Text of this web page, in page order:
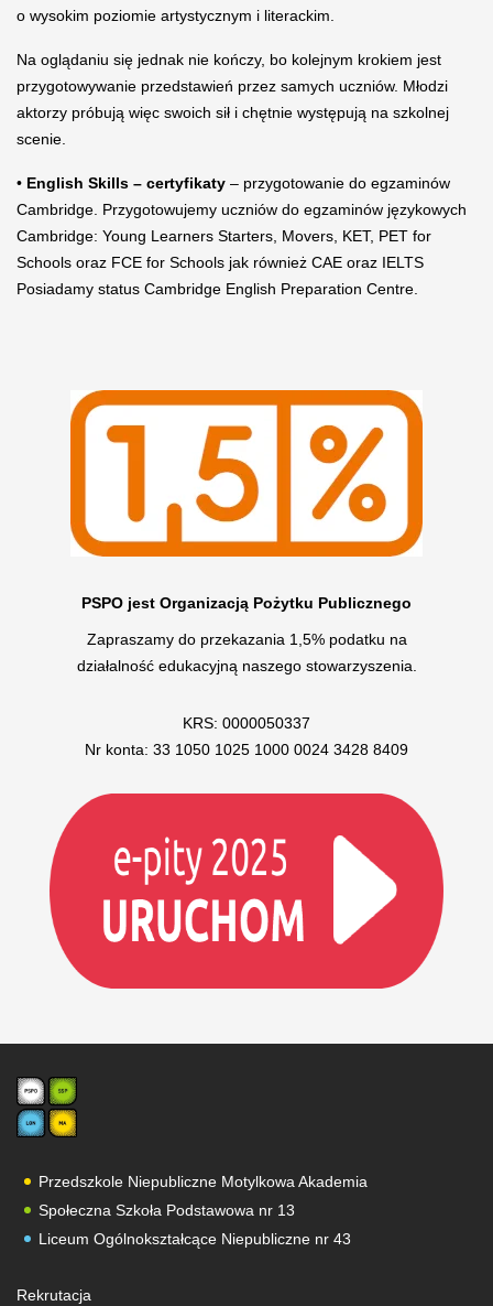
o wysokim poziomie artystycznym i literackim.
Na oglądaniu się jednak nie kończy, bo kolejnym krokiem jest
przygotowywanie przedstawień przez samych uczniów. Młodzi
aktorzy próbują więc swoich sił i chętnie występują na szkolnej
scenie.
• English Skills – certyfikaty – przygotowanie do egzaminów
Cambridge. Przygotowujemy uczniów do egzaminów językowych
Cambridge: Young Learners Starters, Movers, KET, PET for
Schools oraz FCE for Schools jak również CAE oraz IELTS
Posiadamy status Cambridge English Preparation Centre.
PSPO jest Organizacją Pożytku Publicznego
Zapraszamy do przekazania 1,5% podatku na
działalność edukacyjną naszego stowarzyszenia.
KRS: 0000050337
Nr konta: 33 1050 1025 1000 0024 3428 8409
Przedszkole Niepubliczne Motylkowa Akademia
Społeczna Szkoła Podstawowa nr 13
Liceum Ogólnokształcące Niepubliczne nr 43
Rekrutacja